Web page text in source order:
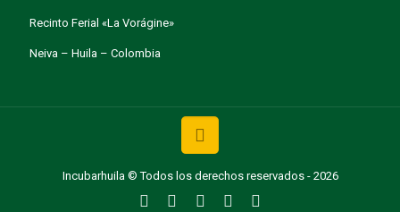
Recinto Ferial «La Vorágine»
Neiva – Huila – Colombia
Incubarhuila © Todos los derechos reservados - 2026